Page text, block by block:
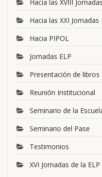
Hacia las XVIII
Hacia las XXI Jornadas
Hacia PIPOL
Jornadas ELP
Presentación de libros
Reunión Institucional
Seminario de la
Seminario del Pase
Testimonios
XVI Jornadas de la ELP